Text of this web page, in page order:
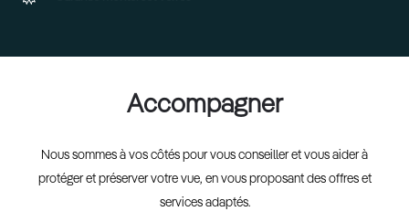
Accompagner
Nous sommes à vos côtés pour vous conseiller et vous aider à
protéger et préserver votre vue, en vous proposant des offres et
services adaptés.